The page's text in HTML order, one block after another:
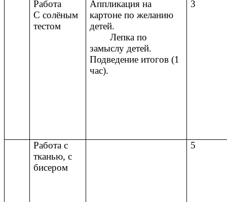
Работа
С солёным
тестом
Аппликация на
картоне по желанию
детей.
Лепка по
замыслу детей.
Подведение итогов (1
час).
3
Работа с
тканью, с
бисером
5